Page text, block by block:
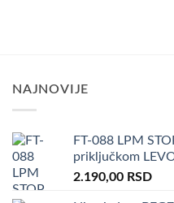
NAJNOVIJE
FT-088 LPM
priključkom
2.190,00 RSD